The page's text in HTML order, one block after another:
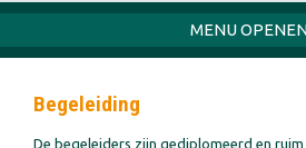
MENU
Begeleiding
De begeleiders zijn gediplomeerd en